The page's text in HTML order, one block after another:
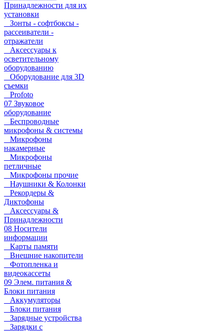
Принадлежности для их
установки
Зонты - софтбоксы -
рассеиватели -
отражатели
Аксессуары к
осветительному
оборудованию
Оборудование для 3D
съемки
Profoto
07 Звуковое
оборудование
Беспроводные
микрофоны & системы
Микрофоны
накамерные
Микрофоны
петличные
Микрофоны прочие
Наушники & Колонки
Рекордеры &
Диктофоны
Аксессуары &
Принадлежности
08 Носители
информации
Карты памяти
Внешние накопители
Фотопленка и
видеокассеты
09 Элем. питания &
Блоки питания
Аккумуляторы
Блоки питания
Зарядные устройства
Зарядки с